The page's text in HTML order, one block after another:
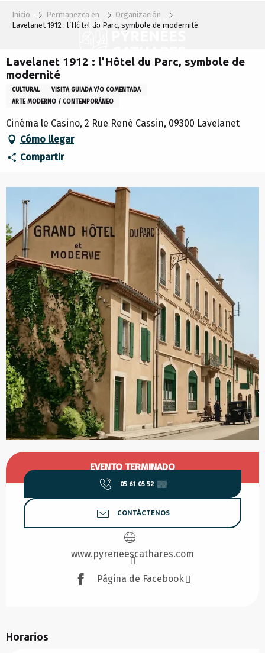
Inicio Permanezca en
Organización
Lavelanet 1912 : l’Hôtel du Parc, symbole de modernité
Lavelanet 1912 : l’Hôtel du Parc, symbole de
modernité
CULTURAL
VISITA GUIADA Y/O COMENTADA
ARTE MODERNO / CONTEMPORÁNEO
Cinéma le Casino, 2 Rue René Cassin, 09300 Lavelanet
Cómo llegar
Compartir
Horarios y datos de contacto
EVENTO TERMINADO
05 61 05 52 ▒▒
CONTÁCTENOS
www.pyreneescathares.com
Página de Facebook
Horarios